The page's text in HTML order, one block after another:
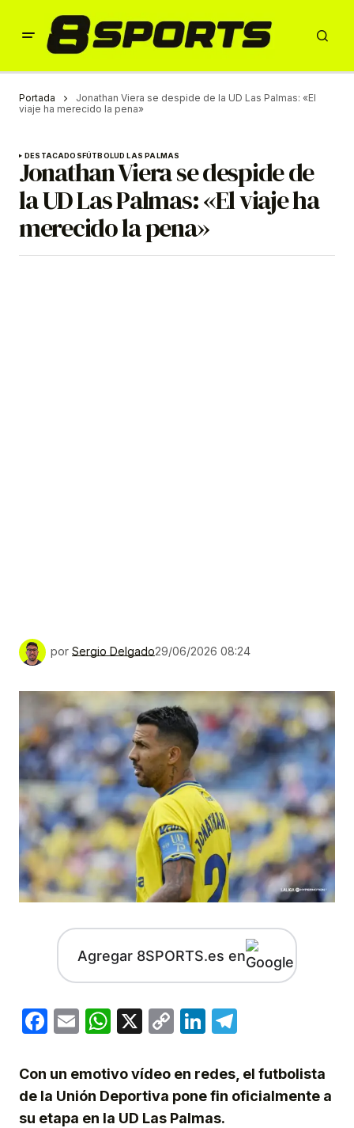
Portada
Jonathan Viera se despide de la UD Las Palmas: «El
viaje ha merecido la pena»
DESTACADOSFÚTBOLUD LAS PALMAS
Jonathan Viera se despide de
la UD Las Palmas: «El viaje ha
merecido la pena»
por Sergio Delgado29/06/2026 08:24
Agregar 8SPORTS.es en
Facebook
EmailWhatsApp
X
CopyLinkedIn
Con un emotivo vídeo en redes, el futbolista
de la Unión Deportiva pone fin oficialmente a
su etapa en la UD Las Palmas.